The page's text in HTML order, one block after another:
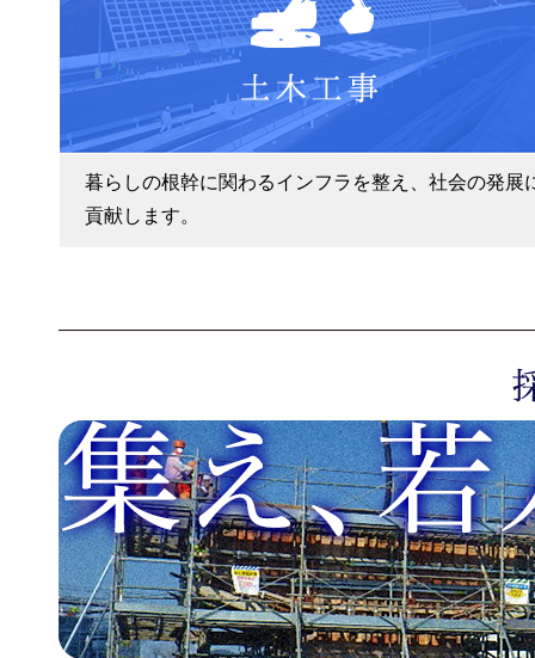
暮らしの根幹に関わるインフラを整え、社会の発展
貢献します。